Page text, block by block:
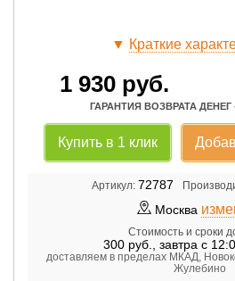
▼ Краткие
1 930 руб.
ГАРАНТИЯ ВОЗВРАТА ДЕНЕГ
Купить в 1 клик
Артикул: 72787
Москва
Стоимость и сроки
300руб. завтра с
доставляем в пределах МКАД,
Жулебино